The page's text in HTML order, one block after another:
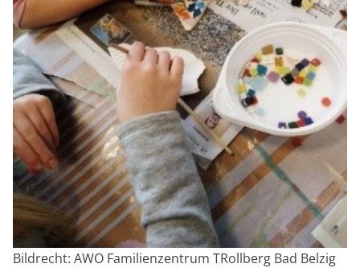
Bildrecht: AWO Familienzentrum TRollberg Bad Belzig